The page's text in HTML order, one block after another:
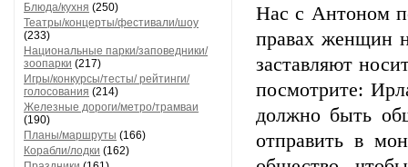
Блюда/кухня (250)
Театры/концерты/фестивали/шоу
(233)
Национальные парки/заповедники/
зоопарки (217)
Игры/конкурсы/тесты/ рейтинги/
голосования (214)
Железные дороги/метро/трамваи
(190)
Планы/маршруты (166)
Корабли/лодки (162)
Нас с Антоном
правах женщин
заставляют
посмотрите:
должно быть
отправить в